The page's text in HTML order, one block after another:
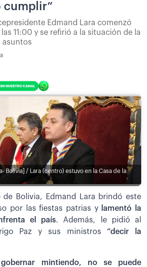
cumplir”
Edmand Lara comenzó
11:00 y se refirió a la situación de la
asuntos
Bolivia] / Lara (centro) estuvo en la Casa de la
de Bolivia, Edmand Lara brindó este
por las fiestas patrias y
lamentó la
el país. Además, le pidió al
Paz y sus ministros“decir la
mintiendo, no se puede